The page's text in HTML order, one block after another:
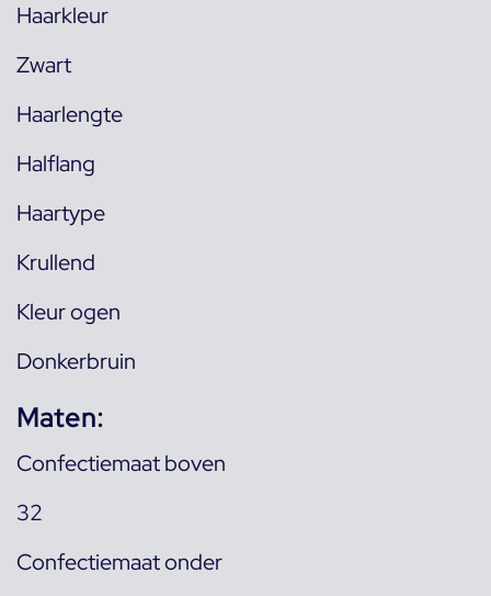
Haarkleur
Zwart
Haarlengte
Halflang
Haartype
Krullend
Kleur ogen
Donkerbruin
Maten:
Confectiemaat boven
32
Confectiemaat onder